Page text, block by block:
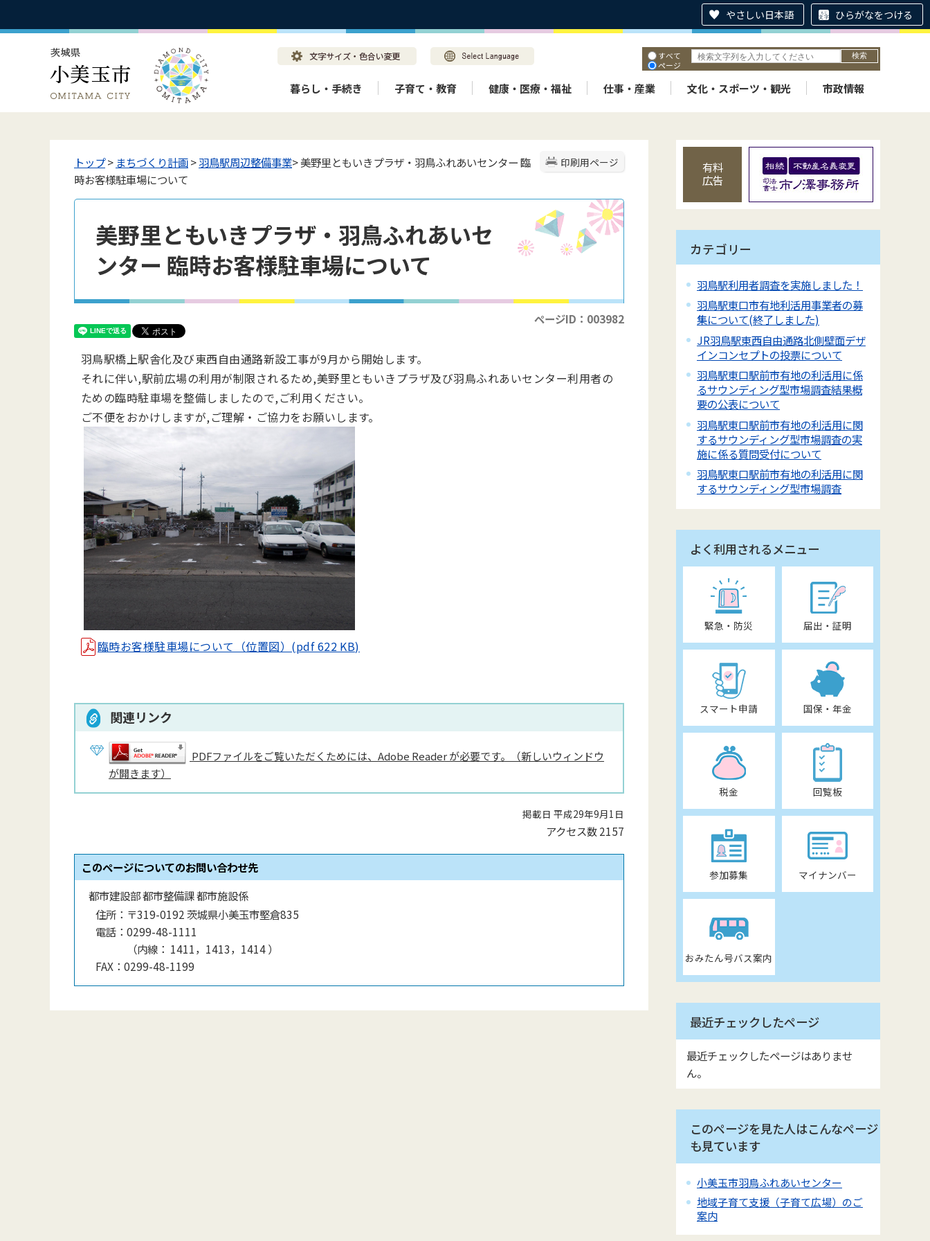
やさしい日本語 ひらがなをつける
すべて
ページ
暮らし・手続き 子育て・教育 健康・医療・福祉 仕事・産業 文化・スポーツ・観光 市政情報
印刷用ページ
トップ> まちづくり計画>羽鳥駅周辺整備事業> 美野里ともいきプラザ・羽鳥ふれあいセンター 臨
時お客様駐車場について
美野里ともいきプラザ・羽鳥ふれあいセ
ンター 臨時お客様駐車場について
ページID：003982
羽鳥駅橋上駅舎化及び東西自由通路新設工事が9月から開始します。
それに伴い,駅前広場の利用が制限されるため,美野里ともいきプラザ及び羽鳥ふれあいセンター利用者の
ための臨時駐車場を整備しましたので,ご利用ください。
ご不便をおかけしますが,ご理解・ご協力をお願いします。
臨時お客様駐車場について（位置図）(pdf 622 KB)
関連リンク
PDFファイルをご覧いただくためには、Adobe Reader が必要です。（新しいウィンドウ
が開きます）
掲載日 平成29年9月1日
アクセス数2157
このページについてのお問い合わせ先
都市建設部 都市整備課 都市施設係
住所： 〒319-0192 茨城県小美玉市堅倉835
電話： 0299-48-1111
（内線 ： 1411，1413，1414）
FAX： 0299-48-1199
有料
広告
カテゴリー
羽鳥駅利用者調査を実施しました！
羽鳥駅東口市有地利活用事業者の募
集について(終了しました)
JR羽鳥駅東西自由通路北側壁面デザ
インコンセプトの投票について
羽鳥駅東口駅前市有地の利活用に係
るサウンディング型市場調査結果概
要の公表について
羽鳥駅東口駅前市有地の利活用に関
するサウンディング型市場調査の実
施に係る質問受付について
羽鳥駅東口駅前市有地の利活用に関
するサウンディング型市場調査
よく利用されるメニュー
緊急・防災 届出・証明
スマート申請 国保・年金
税金 回覧板
参加募集 マイナンバー
おみたん号バス案内
最近チェックしたページ
最近チェックしたページはありませ
ん。
このページを見た人はこんなページ
も見ています
小美玉市羽鳥ふれあいセンター
地域子育て支援（子育て広場）のご
案内